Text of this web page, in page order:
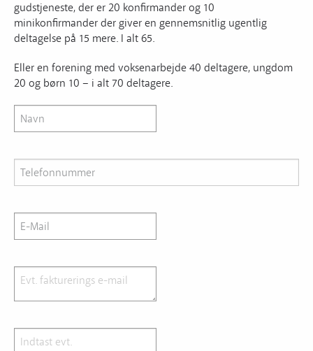
gudstjeneste, der er 20 konfirmander og 10
minikonfirmander der giver en gennemsnitlig ugentlig
deltagelse på 15 mere. I alt 65.
Eller en forening med voksenarbejde 40 deltagere, ungdom
20 og børn 10 – i alt 70 deltagere.